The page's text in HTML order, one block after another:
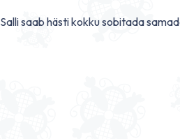
Salli saab hästi kokku sobitada